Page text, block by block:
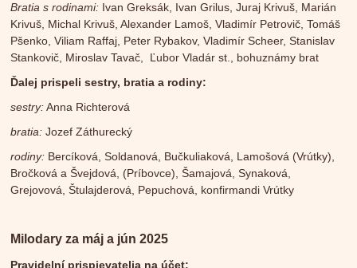
Bratia s rodinami: Ivan Greksák, Ivan Grilus, Juraj Krivuš, Marián
Krivuš, Michal Krivuš, Alexander Lamoš, Vladimír Petrovič, Tomáš
Pšenko, Viliam Raffaj, Peter Rybakov, Vladimír Scheer, Stanislav
Stankovič, Miroslav Tavač, Ľubor Vladár st., bohuznámy brat
Ďalej prispeli sestry, bratia a rodiny:
sestry:Anna Richterová
bratia: Jozef Záthurecký
rodiny: Bercíková, Soldanová, Bučkuliaková, Lamošová (Vrútky),
Bročková a Švejdová, (Príbovce), Šamajová, Synaková,
Grejovová, Štulajderová, Pepuchová, konfirmandi Vrútky
Milodary za máj a jún 2025
Pravidelní prispievatelia na účet: